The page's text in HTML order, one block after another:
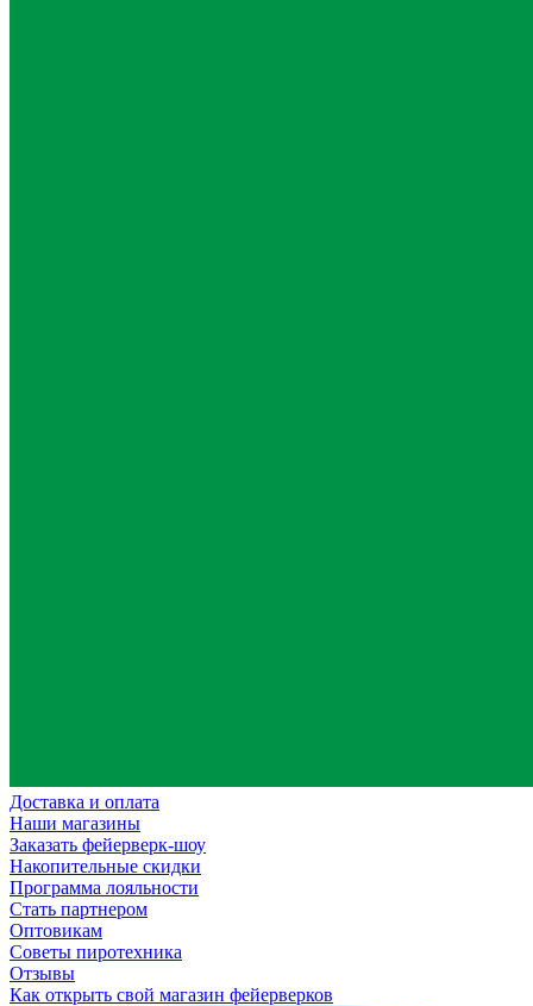
Доставка и оплата
Наши магазины
Заказать фейерверк-шоу
Накопительные скидки
Программа лояльности
Стать партнером
Оптовикам
Советы пиротехника
Отзывы
Как открыть свой магазин фейерверков